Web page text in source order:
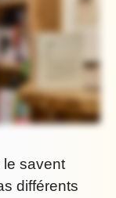
le savent
différents